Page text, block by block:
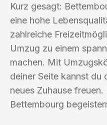
Kurz gesagt:
eine hohe
zahlreiche
Umzug zu einem
machen. Mit
deiner Seite kannst du
neues Zuhause
Bettembourg